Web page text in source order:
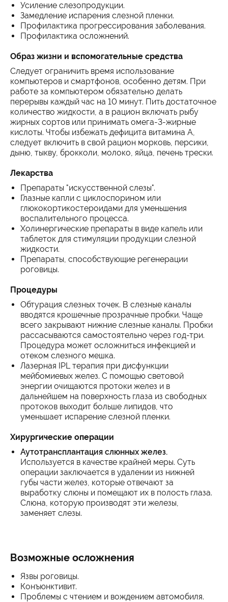
Усиление слезопродукции.
Замедление испарения слезной пленки.
Профилактика прогрессирования заболевания.
Профилактика осложнений.
Образ жизни и вспомогательные средства
Следует ограничить время использование
компьютеров и смартфонов, особенно детям. При
работе за компьютером обязательно делать
перерывы каждый час на 10 минут. Пить достаточное
количество жидкости, а в рацион включать рыбу
жирных сортов или принимать омега-3-жирные
кислоты. Чтобы избежать дефицита витамина А,
следует включить в свой рацион морковь, персики,
дыню, тыкву, брокколи, молоко, яйца, печень трески.
Лекарства
Препараты "искусственной слезы".
Глазные капли с циклоспорином или
глюкокортикостероидами для уменьшения
воспалительного процесса.
Холинергические препараты в виде капель или
таблеток для стимуляции продукции слезной
жидкости.
Препараты, способствующие регенерации
роговицы.
Процедуры
Обтурация слезных точек. В слезные каналы
вводятся крошечные прозрачные пробки. Чаще
всего закрывают нижние слезные каналы. Пробки
рассасываются самостоятельно через год-три.
Процедура может осложниться инфекцией и
отеком слезного мешка.
Лазерная IPL терапия при дисфункции
мейбомиевых желез. С помощью световой
энергии очищаются протоки желез и в
дальнейшем на поверхность глаза из свободных
протоков выходит больше липидов, что
уменьшает испарение слезной пленки.
Хирургические операции
Аутотрансплантация слюнных желез.
Используется в качестве крайней меры. Суть
операции заключается в удалении из нижней
губы части желез, которые отвечают за
выработку слюны и помещают их в полость глаза.
Слюна, которую производят эти железы,
заменяет слезы.
Возможные осложнения
Язвы роговицы.
Конъюнктивит.
Проблемы с чтением и вождением автомобиля.